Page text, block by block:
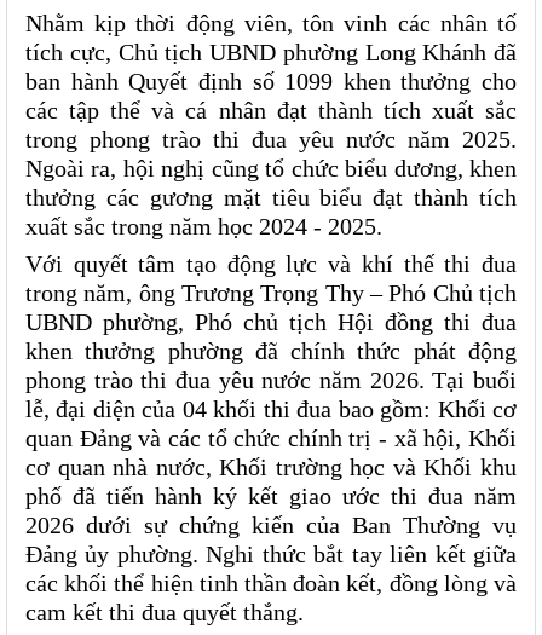
Nhằm kịp thời động viên, tôn vinh các nhân tố
tích cực, Chủ tịch UBND phường Long Khánh đã
ban hành Quyết định số 1099 khen thưởng cho
các tập thể và cá nhân đạt thành tích xuất sắc
trong phong trào thi đua yêu nước năm 2025.
Ngoài ra, hội nghị cũng tổ chức biểu dương, khen
thưởng các gương mặt tiêu biểu đạt thành tích
xuất sắc trong năm học 2024 - 2025.
Với quyết tâm tạo động lực và khí thế thi đua
trong năm, ông Trương Trọng Thy – Phó Chủ tịch
UBND phường, Phó chủ tịch Hội đồng thi đua
khen thưởng phường đã chính thức phát động
phong trào thi đua yêu nước năm 2026. Tại buổi
lễ, đại diện của 04 khối thi đua bao gồm: Khối cơ
quan Đảng và các tổ chức chính trị - xã hội, Khối
cơ quan nhà nước, Khối trường học và Khối khu
phố đã tiến hành ký kết giao ước thi đua năm
2026 dưới sự chứng kiến của Ban Thường vụ
Đảng ủy phường. Nghi thức bắt tay liên kết giữa
các khối thể hiện tinh thần đoàn kết, đồng lòng và
cam kết thi đua quyết thắng.